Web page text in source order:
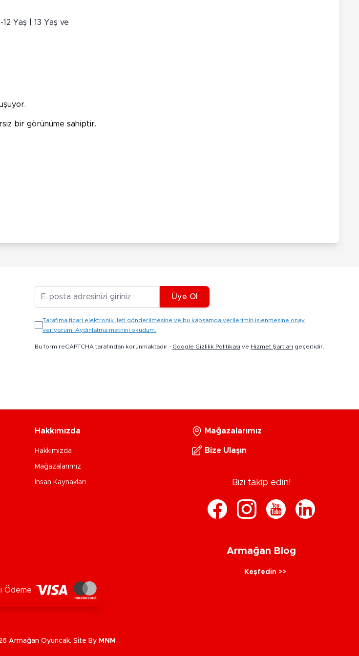
Yaş | 13 Yaş ve
bir görünüme sahiptir.
Üye Ol
Tarafıma ticari elektronik ileti gönderilmesine ve bu kapsamda verilerimin işlenmesine onay
veriyorum. Aydınlatma metnini okudum.
Bu form reCAPTCHA tarafından korunmaktadır - Google Gizlilik Politikası ve Hizmet Şartları geçerlidir.
Hakkımızda
Hakkımızda
Mağazalarımız
İnsan Kaynakları
Mağazalarımız
Bize Ulaşın
Bizi takip edin!
Armağan Blog
Keşfedin >>
Ödeme
Armağan Oyuncak. Site By MNM